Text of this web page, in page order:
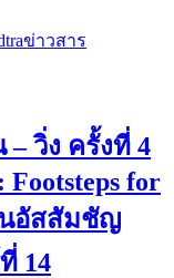
ข่าวสาร
วิ่ง ครั้งที่ 4
for
นอัสสัมชัญ
14